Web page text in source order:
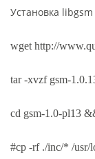
Установка
wget http://
tar -xvzf gsm-
cd gsm-1.0-pl13
#cp -rf ./inc/* /usr/